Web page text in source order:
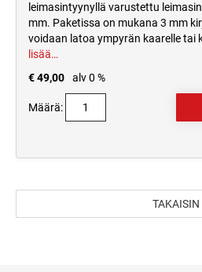
leimasintyynyllä varustettu
mm. Paketissa on mukana 3 mm
voidaan latoa ympyrän kaarelle tai
lisää…
€ 49,00
alv 0 %
Määrä:
TAKAISIN